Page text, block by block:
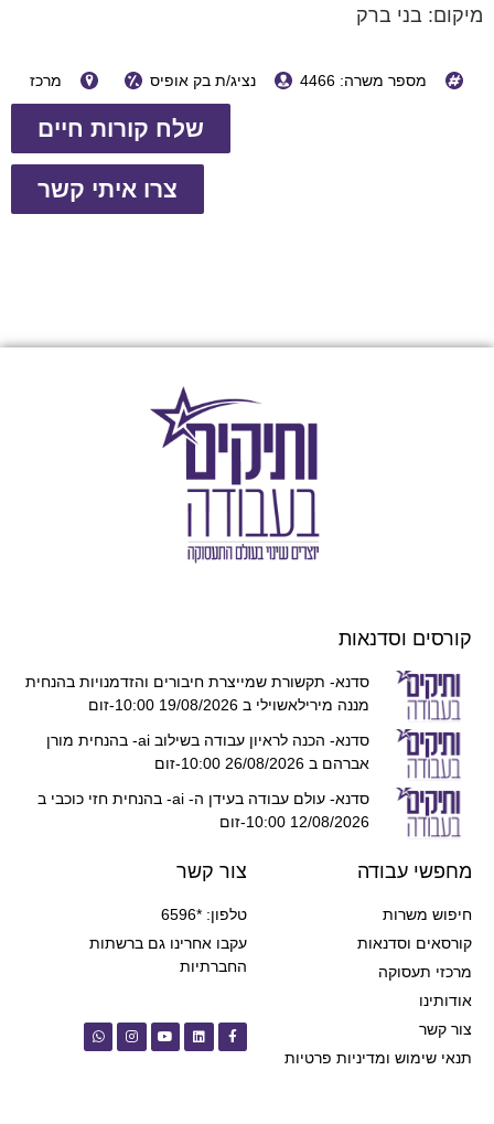
מיקום: בני ברק
מספר משרה: 4466 נציג/ת בק אופיס מרכז
שלח קורות חיים
צרו איתי קשר
קורסים וסדנאות
סדנא- תקשורת שמייצרת חיבורים והזדמנויות בהנחית
מננה מירילאשוילי ב 19/08/2026 10:00-זום
סדנא- הכנה לראיון עבודה בשילוב ai- בהנחית מורן
אברהם ב 26/08/2026 10:00-זום
סדנא- עולם עבודה בעידן ה- ai- בהנחית חזי כוכבי ב
12/08/2026 10:00-זום
מחפשי עבודה
חיפוש משרות
קורסאים וסדנאות
מרכזי תעסוקה
אודותינו
צור קשר
תנאי שימוש ומדיניות פרטיות
צור קשר
טלפון: *6596
עקבו אחרינו גם ברשתות
החברתיות